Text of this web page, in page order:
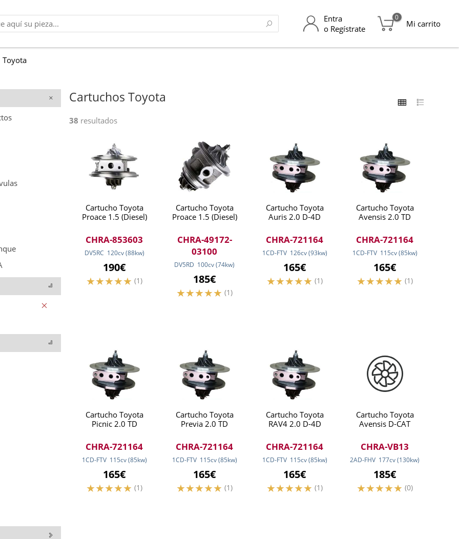
Entra
o Regístrate
0
Mi carrito
Toyota
Cartuchos Toyota
38 resultados
Cartucho Toyota
Proace 1.5 (Diesel)
CHRA-853603
DV5RC 120cv (88kw)
190€
(1)
Cartucho Toyota
Proace 1.5 (Diesel)
CHRA-49172-
03100
DV5RD 100cv(74kw)
185€
(1)
Cartucho Toyota
Auris 2.0 D-4D
CHRA-721164
1CD-FTV 126cv (93kw)
165€
(1)
Cartucho Toyota
Avensis 2.0 TD
CHRA-721164
1CD-FTV 115cv (85kw)
165€
(1)
Cartucho Toyota
Picnic 2.0 TD
CHRA-721164
1CD-FTV 115cv (85kw)
165€
(1)
Cartucho Toyota
Previa 2.0 TD
CHRA-721164
1CD-FTV 115cv (85kw)
165€
(1)
Cartucho Toyota
RAV4 2.0 D-4D
CHRA-721164
1CD-FTV 115cv (85kw)
165€
(1)
Cartucho Toyota
Avensis D-CAT
CHRA-VB13
2AD-FHV 177cv(130kw)
185€
(0)